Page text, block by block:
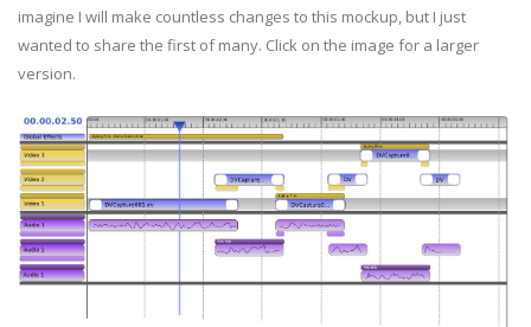
imagine I will make countless changes to this mockup, but I just
wanted to share the first of many. Click on the image for a larger
version.